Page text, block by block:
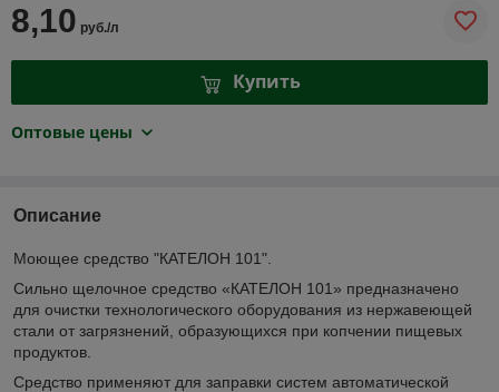
8,10 руб./л
Купить
Оптовые цены
Описание
Моющее средство "КАТЕЛОН 101".
Сильно щелочное средство «КАТЕЛОН 101» предназначено
для очистки технологического оборудования из нержавеющей
стали от загрязнений, образующихся при копчении пищевых
продуктов.
Средство применяют для заправки систем автоматической